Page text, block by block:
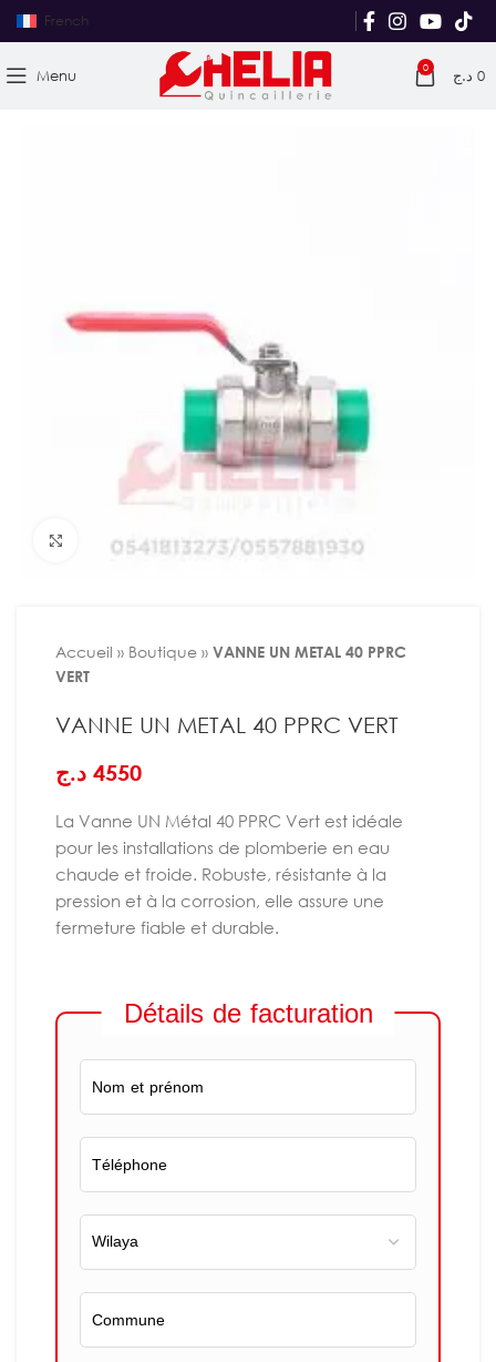
French
Menu 0 0 د.ج
Agrandir
Accueil » Boutique » VANNE UN METAL 40 PPRC
VERT
VANNE UN METAL 40 PPRC VERT
4550 د.ج
La Vanne UN Métal 40 PPRC Vert est idéale
pour les installations de plomberie en eau
chaude et froide. Robuste, résistante à la
pression et à la corrosion, elle assure une
fermeture fiable et durable.
Détails de facturation